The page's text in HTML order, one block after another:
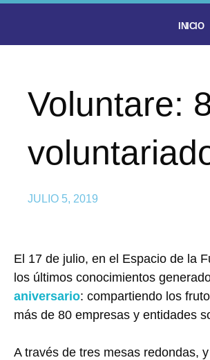
INICIO
Voluntare:
JULIO 5, 2019
El 17 de julio, en el Espacio de la
los últimos conocimientos
aniversario: compartiendo los
más de 80 empresas y entidades
A través de tres mesas redondas,